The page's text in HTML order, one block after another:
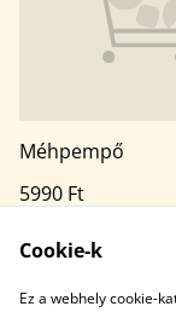
Méhpempő
5990 Ft
Cookie-k
Ez a webhely cookie-